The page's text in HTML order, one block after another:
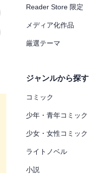
Reader Store 限定
メディア化作品
厳選テーマ
ジャンルから探す
コミック
少年・青年コミック
少女・女性コミック
ライトノベル
小説